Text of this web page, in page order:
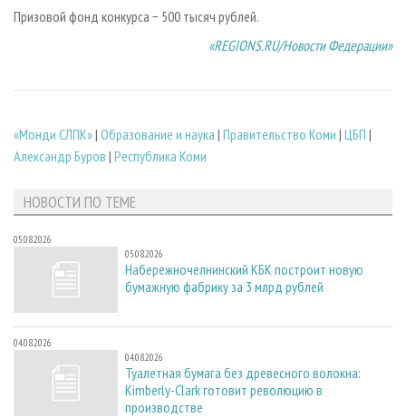
Призовой фонд конкурса − 500 тысяч рублей.
«REGIONS.RU/Новости Федерации»
«Монди СЛПК»| Образование и наука | Правительство Коми | ЦБП |
Александр Буров | Республика Коми
НОВОСТИ ПО ТЕМЕ
05.08.2026
05.08.2026
Набережночелнинский КБК построит новую
бумажную фабрику за 3 млрд рублей
04.08.2026
04.08.2026
Туалетная бумага без древесного волокна:
Kimberly-Clark готовит революцию в
производстве